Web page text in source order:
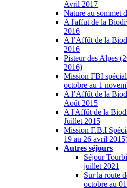
Avril 2017
Nature au sommet
A l'affut de la
2016
A l’Affût de la
2016
Pisteur des Alpes
2016)
Mission FBI
octobre au 1
A l’Affût de la
Août 2015
A l'Affût de la
Juillet 2015
Mission F.B.I
19 au 26 avril
Autres séjours
Séjour
juillet 2021
Sur la route
octobre au